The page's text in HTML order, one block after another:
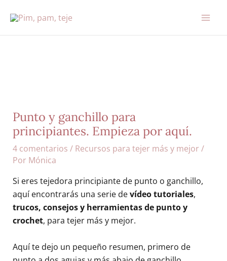
contenido
Punto y ganchillo para
principiantes. Empieza por aquí.
4 comentarios / Recursos para tejer más y mejor /
Por Mónica
Si eres tejedora principiante de punto o ganchillo,
aquí encontrarás una serie devídeo tutoriales,
trucos, consejos y herramientas de punto y
crochet, para tejer más y mejor.
Aquí te dejo un pequeño resumen, primero de